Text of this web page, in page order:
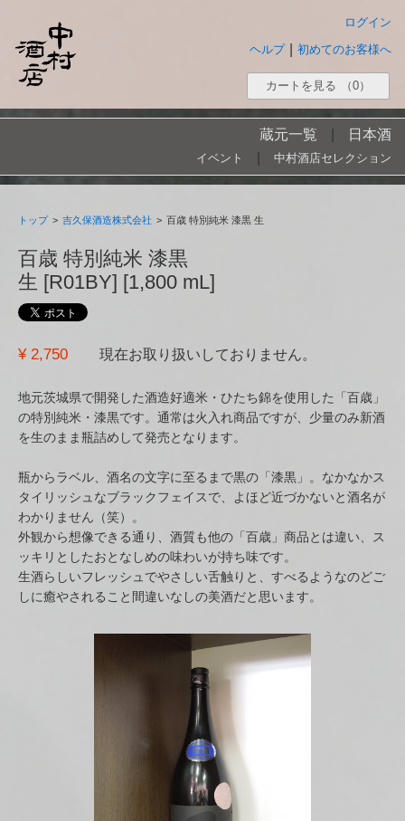
ログイン
初めてのお客様へ
ヘルプ
カートを見る （0）
蔵元一覧 日本酒
イベント 中村酒店セレクション
トップ > 吉久保酒造株式会社 > 百歳 特別純米 漆黒 生
百歳 特別純米 漆黒
生 [R01BY] [1,800 mL]
¥ 2,750 現在お取り扱いしておりません。
地元茨城県で開発した酒造好適米・ひたち錦を使用した「百歳」
の特別純米・漆黒です。通常は火入れ商品ですが、少量のみ新酒
を生のまま瓶詰めして発売となります。
瓶からラベル、酒名の文字に至るまで黒の「漆黒」。なかなかス
タイリッシュなブラックフェイスで、よほど近づかないと酒名が
わかりません（笑）。
外観から想像できる通り、酒質も他の「百歳」商品とは違い、ス
ッキリとしたおとなしめの味わいが持ち味です。
生酒らしいフレッシュでやさしい舌触りと、すべるようなのどご
しに癒やされること間違いなしの美酒だと思います。